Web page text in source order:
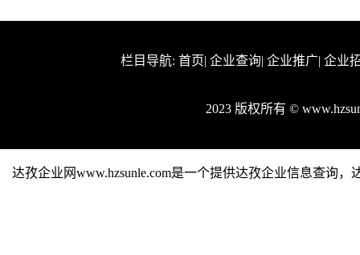
栏目导航: 首页| 企业查询| 企业推广| 企业
2023 版权所有 ©
达孜企业网www.hzsunle.com是一个提供达孜企业信息查询